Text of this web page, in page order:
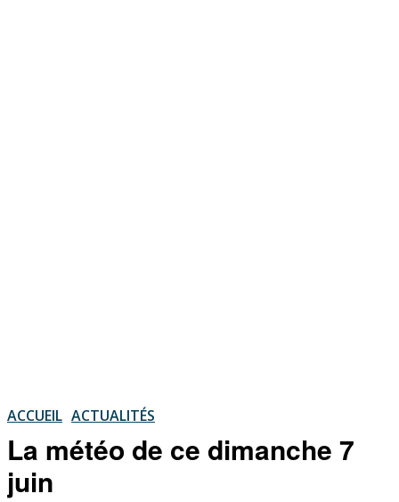
ACCUEIL ACTUALITÉS
La météo de ce dimanche 7
juin